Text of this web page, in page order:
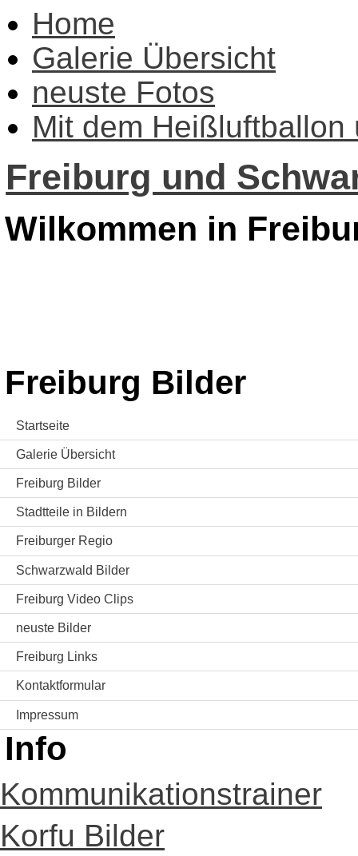
Home
Galerie Übersicht
neuste Fotos
Mit dem Heißluftballon
Freiburg und
Wilkommen in
Freiburg Bilder
Startseite
Galerie Übersicht
Freiburg Bilder
Stadtteile in Bildern
Freiburger Regio
Schwarzwald Bilder
Freiburg Video Clips
neuste Bilder
Freiburg Links
Kontaktformular
Impressum
Info
Kommunikationstrainer
Korfu Bilder